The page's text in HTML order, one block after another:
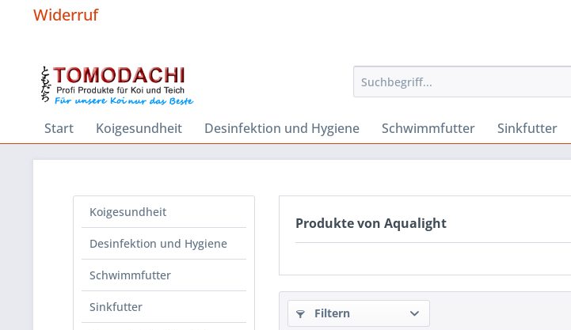
Widerruf
Start Koigesundheit Desinfektion und Hygiene Schwimmfutter Sinkfutter
Koigesundheit
Desinfektion und Hygiene
Schwimmfutter
Sinkfutter
Produkte von Aqualight
Filtern